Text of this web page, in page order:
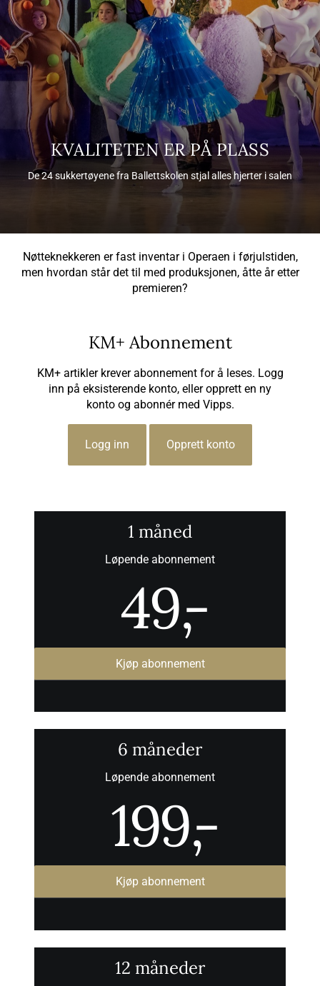
KVALITETEN ER PÅ PLASS
De 24 sukkertøyene fra Ballettskolen stjal alles hjerter i salen
Nøtteknekkeren er fast inventar i Operaen i førjulstiden,
men hvordan står det til med produksjonen, åtte år etter
premieren?
KM+ Abonnement
KM+ artikler krever abonnement for å leses. Logg
inn på eksisterende konto, eller opprett en ny
konto og abonnér med Vipps.
Logg inn Opprett konto
1 måned
Løpende abonnement
49,-
Kjøp abonnement
6 måneder
Løpende abonnement
199,-
Kjøp abonnement
12 måneder